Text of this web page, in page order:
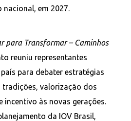
em 2027.
para Transformar – Caminhos
reuniu representantes
para debater estratégias
tradições, valorização dos
incentivo às novas gerações.
da IOV Brasil,